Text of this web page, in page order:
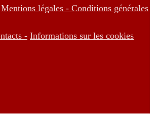
Mentions légales - Conditions générales
- Informations sur les cookies